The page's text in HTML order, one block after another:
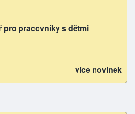
pro pracovníky s dětmi
více novinek